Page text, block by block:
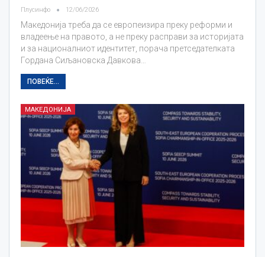
Плусинфо 12/06/2026
Македонија треба да се европеизира преку реформи и
владеење на правото, а не преку расправи за историјата
и за националниот идентитет, порача претседателката
Гордана Сиљановска Давкова…
ПОВЕЌЕ...
МАКЕДОНИЈА